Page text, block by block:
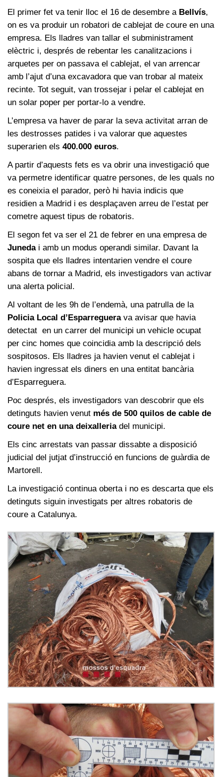
El primer fet va tenir lloc el 16 de desembre a Bellvís,
on es va produir un robatori de cablejat de coure en una
empresa. Els lladres van tallar el subministrament
elèctric i, després de rebentar les canalitzacions i
arquetes per on passava el cablejat, el van arrencar
amb l’ajut d’una excavadora que van trobar al mateix
recinte. Tot seguit, van trossejar i pelar el cablejat en
un solar poper per portar-lo a vendre.
L’empresa va haver de parar la seva activitat arran de
les destrosses patides i va valorar que aquestes
superarien els 400.000 euros.
A partir d’aquests fets es va obrir una investigació que
va permetre identificar quatre persones, de les quals no
es coneixia el parador, però hi havia indicis que
residien a Madrid i es desplaçaven arreu de l’estat per
cometre aquest tipus de robatoris.
El segon fet va ser el 21 de febrer en una empresa de
Junedai amb un modus operandi similar. Davant la
sospita que els lladres intentarien vendre el coure
abans de tornar a Madrid, els investigadors van activar
una alerta policial.
Al voltant de les 9h de l’endemà, una patrulla de la
Policia Local d’Esparreguerava avisar que havia
detectat en un carrer del municipi un vehicle ocupat
per cinc homes que coincidia amb la descripció dels
sospitosos. Els lladres ja havien venut el cablejat i
havien ingressat els diners en una entitat bancària
d’Esparreguera.
Poc després, els investigadors van descobrir que els
detinguts havien venut més de 500 quilos de cable de
coure net en una deixalleriadel municipi.
Els cinc arrestats van passar dissabte a disposició
judicial del jutjat d’instrucció en funcions de guàrdia de
Martorell.
La investigació continua oberta i no es descarta que els
detinguts siguin investigats per altres robatoris de
coure a Catalunya.